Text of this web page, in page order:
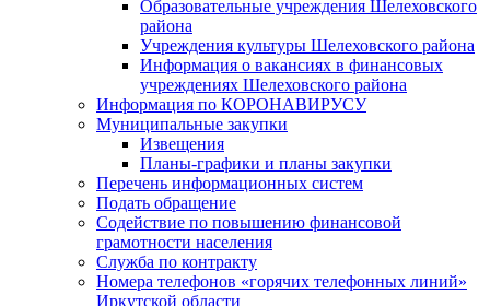
Образовательные учреждения Шелеховского
района
Учреждения культуры Шелеховского района
Информация о вакансиях в финансовых
учреждениях Шелеховского района
Информация по КОРОНАВИРУСУ
Муниципальные закупки
Извещения
Планы-графики и планы закупки
Перечень информационных систем
Подать обращение
Содействие по повышению финансовой
грамотности населения
Служба по контракту
Номера телефонов «горячих телефонных линий»
Иркутской области